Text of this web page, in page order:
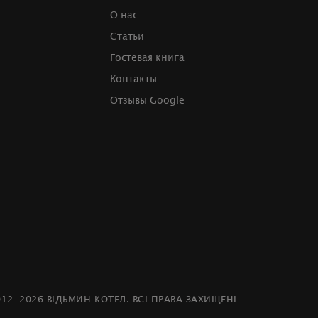
О нас
Статьи
Гостевая книга
Контакты
Отзывы Google
2026 ВІДЬМИН КОТЕЛ. ВСІ ПРАВА ЗАХИЩЕНІ